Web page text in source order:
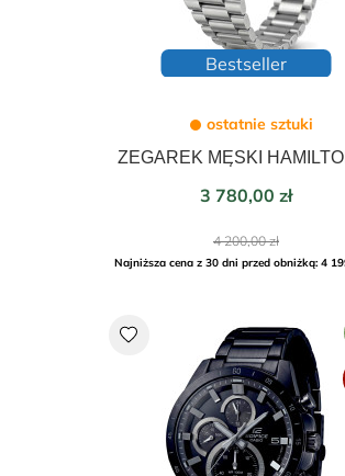
Bestseller
ostatnie sztuki
Cena
3 780,00 zł
Cena
podstawowa
4 200,00 zł
Najniższa cena z 30 dni przed obniżką: 4
favorite